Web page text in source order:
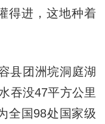
得进，这地种着
团洲垸洞庭湖
吞没47平方公里
全国98处国家级